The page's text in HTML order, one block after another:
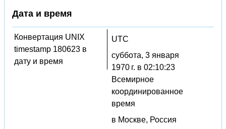
Дата и время
Конвертация UNIX
timestamp 180623 в
дату и время
UTC
суббота, 3 января
1970 г. в 02:10:23
Всемирное
координированное
время
в Москве, Россия